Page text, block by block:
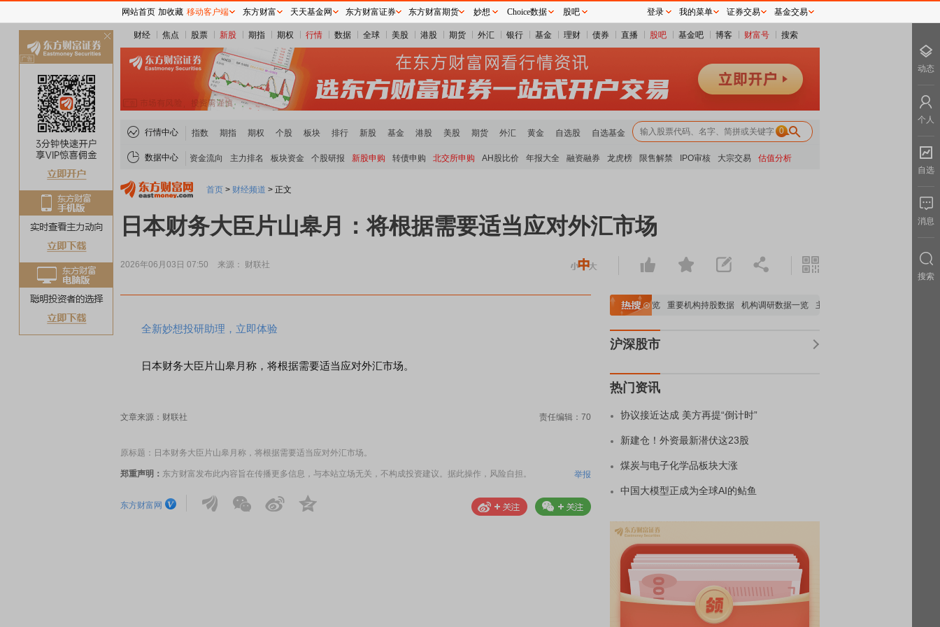
财经 焦点 股票 新股 期指 期权 行情 数据 全球 美股 港股 期货 外汇 银行 基金 理财 债券 直播 股吧 基金吧 博客 财富号 搜索
行情中心 指数 期指 期权 个股 板块 排行 新股 基金 港股 美股 期货 外汇 黄金 自选股 自选基金 0
数据中心 资金流向 主力排名 板块资金 个股研报 新股申购 转债申购 北交所申购 AH股比价 年报大全 融资融券 龙虎榜 限售解禁 IPO审核 大宗交易 估值分析
首页 > 财经频道 > 正文
日本财务大臣片山皋月：将根据需要适当应对外汇市场
2026年06月03日 07:50 来源： 财联社
全新妙想投研助理，立即体验
日本财务大臣片山皋月称，将根据需要适当应对外汇市场。
文章来源：财联社 责任编辑：70
原标题：日本财务大臣片山皋月称，将根据需要适当应对外汇市场。
郑重声明： 东方财富发布此内容旨在传播更多信息，与本站立场无关，不构成投资建议。据此操作，风险自担。 举报
东方财富网
A股估值分析全览 重要机构持股数据 机构调研数据一览 主力最新动向
沪深股市
热门资讯
协议接近达成 美方再提“倒计时”
新建仓！外资最新潜伏这23股
煤炭与电子化学品板块大涨
中国大模型正成为全球AI的鲇鱼
网站首页 加收藏 移动客户端 东方财富 天天基金网 东方财富证券 东方财富期货 妙想 Choice数据 股吧 登录 我的菜单 证券交易 基金交易
动态
个人
自选
消息
搜索
关